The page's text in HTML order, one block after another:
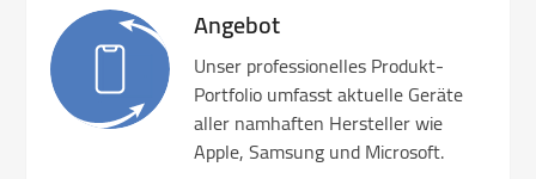
Angebot
Unser professionelles Produkt-
Portfolio umfasst aktuelle Geräte
aller namhaften Hersteller wie
Apple, Samsung und Microsoft.